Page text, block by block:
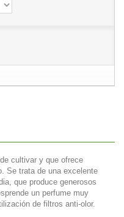
cultivar y que ofrece
Se trata de una excelente
que produce generosos
un perfume muy
de filtros anti-olor.